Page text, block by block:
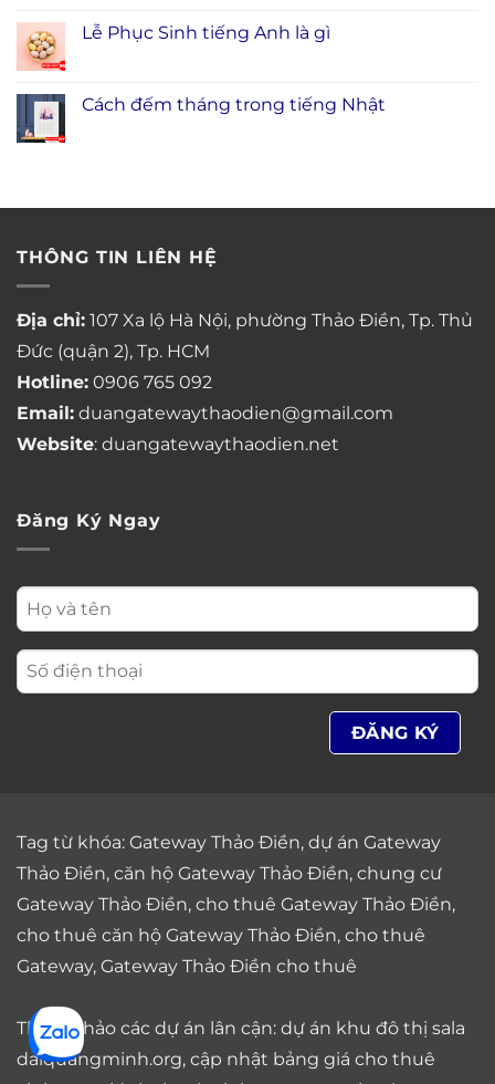
Lễ Phục Sinh tiếng Anh là gì
Cách đếm tháng trong tiếng Nhật
THÔNG TIN LIÊN HỆ
Địa chỉ: 107 Xa lộ Hà Nội, phường Thảo Điền, Tp. Thủ
Đức (quận 2), Tp. HCM
Hotline: 0906 765 092
Email: duangatewaythaodien@gmail.com
Website: duangatewaythaodien.net
Đăng Ký Ngay
Tag từ khóa: Gateway Thảo Điền, dự án Gateway
Thảo Điền, căn hộ Gateway Thảo Điền, chung cư
Gateway Thảo Điền, cho thuê Gateway Thảo Điền,
cho thuê căn hộ Gateway Thảo Điền, cho thuê
Gateway, Gateway Thảo Điền cho thuê
Tham khảo các dự án lân cận: dự án khu đô thị sala
daiquangminh.org, cập nhật bảng giá cho thuê